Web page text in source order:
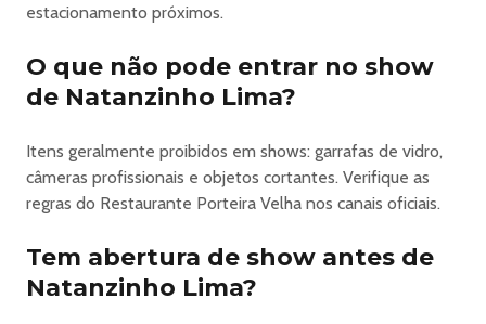
estacionamento próximos.
O que não pode entrar no show
de Natanzinho Lima?
Itens geralmente proibidos em shows: garrafas de vidro,
câmeras profissionais e objetos cortantes. Verifique as
regras do Restaurante Porteira Velha nos canais oficiais.
Tem abertura de show antes de
Natanzinho Lima?